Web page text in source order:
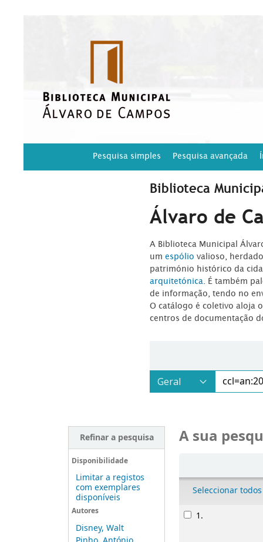
Pesquisa simples Pesquisa avançada
Biblioteca
Álvaro de
A Biblioteca Municipal
um espólio valioso,
património histórico da
arquitetónica . É também
de informação, tendo no
O catálogo é coletivo aloja
centros de documentação
Refinar a pesquisa
Disponibilidade
Limitar a registos
com exemplares
disponíveis
Autores
Disney, Walt
A sua
Seleccionar todos
Resultados
1.